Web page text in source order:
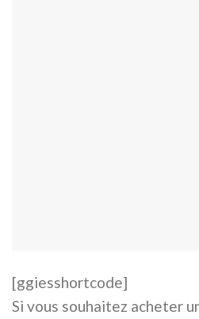
[ggiesshortcode]
Si vous souhaitez acheter